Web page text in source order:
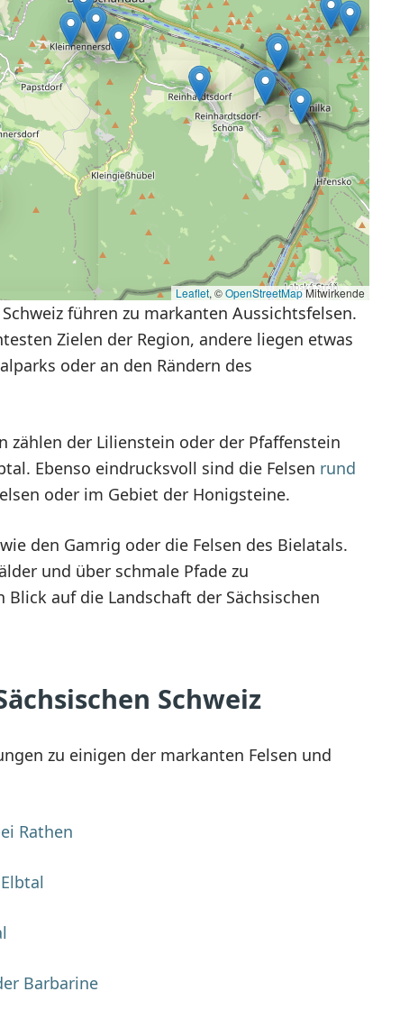
Leaflet, ©OpenStreetMapMitwirkende
führen zu markanten Aussichtsfelsen.
Zielen der Region, andere liegen etwas
oder an den Rändern des
zählen der Lilienstein oder der Pfaffenstein
Ebenso eindrucksvoll sind die Felsen rund
oder im Gebiet der Honigsteine.
den Gamrig oder die Felsen des Bielatals.
und über schmale Pfade zu
auf die Landschaft der Sächsischen
Schweiz
zu einigen der markanten Felsen und
Rathen
Barbarine